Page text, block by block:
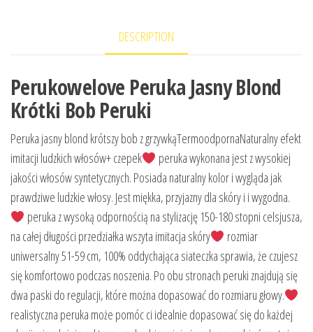
DESCRIPTION
Perukowelove Peruka Jasny Blond
Krótki Bob Peruki
Peruka jasny blond krótszy bob z grzywkąTermoodpornaNaturalny efekt
imitacji ludzkich włosów+ czepek
peruka wykonana jest z wysokiej
jakości włosów syntetycznych. Posiada naturalny kolor i wygląda jak
prawdziwe ludzkie włosy. Jest miękka, przyjazny dla skóry i i wygodna.
peruka z wysoką odpornością na stylizację 150-180 stopni celsjusza,
na całej długości przedziałka wszyta imitacja skóry
rozmiar
uniwersalny 51-59 cm, 100% oddychająca siateczka sprawia, że czujesz
się komfortowo podczas noszenia. Po obu stronach peruki znajdują się
dwa paski do regulacji, które można dopasować do rozmiaru głowy.
realistyczna peruka może pomóc ci idealnie dopasować się do każdej